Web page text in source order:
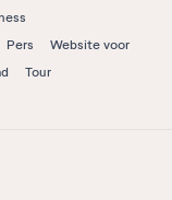
Pers
Website voor
Tour